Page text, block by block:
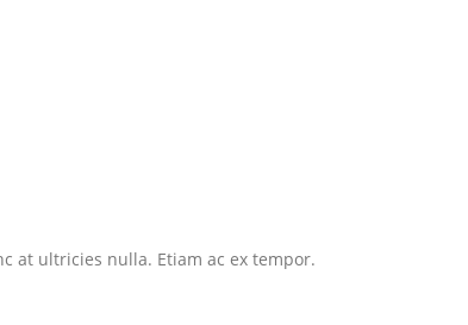
at ultricies nulla. Etiam ac ex tempor.